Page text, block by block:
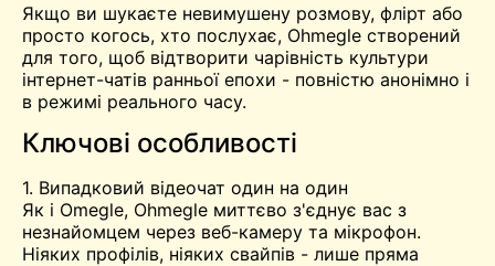
Якщо ви шукаєте невимушену розмову, флірт або
просто когось, хто послухає, Ohmegle створений
для того, щоб відтворити чарівність культури
інтернет-чатів ранньої епохи - повністю анонімно і
в режимі реального часу.
Ключові особливості
1. Випадковий відеочат один на один
Як і Omegle, Ohmegle миттєво з'єднує вас з
незнайомцем через веб-камеру та мікрофон.
Ніяких профілів, ніяких свайпів - лише пряма